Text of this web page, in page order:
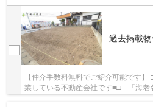
過去掲載
【仲介手数料無料でご紹介可能です
業している不動産会社です■□ 「